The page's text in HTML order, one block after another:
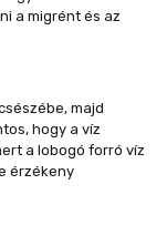
a migrént és az
majd
hogy a víz
a lobogó forró víz
érzékeny